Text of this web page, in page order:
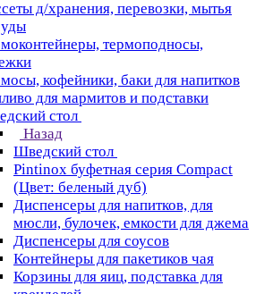
д/хранения, перевозки, мытья
термоподносы,
кофейники, баки для напитков
для мармитов и подставки
стол
Назад
Шведский стол
Pintinox буфетная серия Compact
(Цвет: беленый дуб)
Диспенсеры для напитков, для
мюсли, булочек, емкости для джема
Диспенсеры для соусов
Контейнеры для пакетиков чая
Корзины для яиц, подставка для